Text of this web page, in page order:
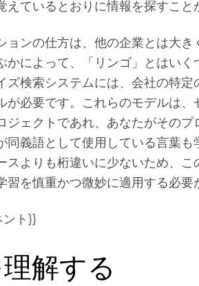
ているとおりに情報を探すこと
ョンの仕方は、他の企業とは大
かによって、「リンゴ」とはい
ズ検索システムには、会社の特定
が必要です。これらのモデルは、
ジェクトであれ、あなたがそのプ
同義語として使用している言葉
スよりも桁違いに少ないため、
習を慎重かつ微妙に適用する必要
ント}}
解する